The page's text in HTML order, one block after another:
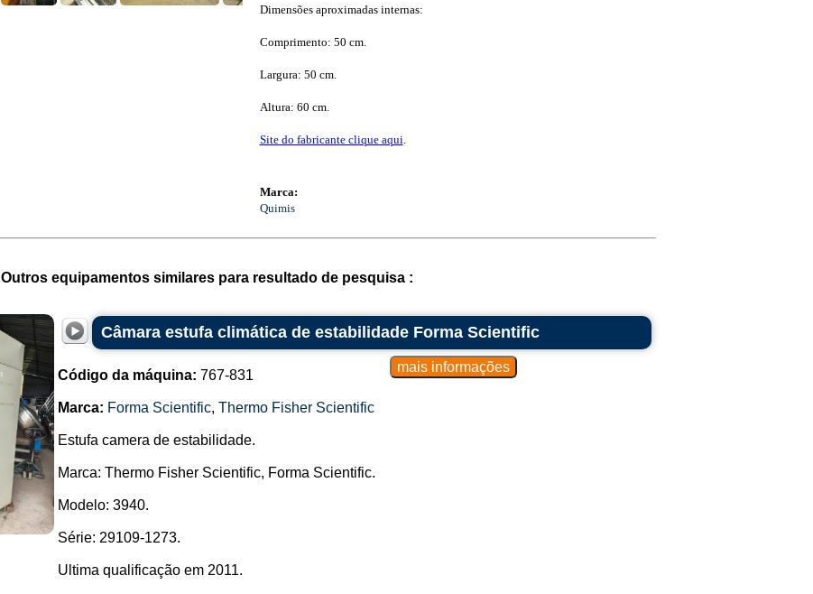
Dimensões aproximadas internas:
Comprimento: 50 cm.
Largura: 50 cm.
Altura: 60 cm.
Site do fabricante clique aqui.
Marca:
Quimis
Outros equipamentos similares para resultado de pesquisa :
Câmara estufa climática de estabilidade Forma Scientific
Código da máquina: 767-831
Marca: Forma Scientific, Thermo Fisher Scientific
Estufa camera de estabilidade.
Marca: Thermo Fisher Scientific, Forma Scientific.
Modelo: 3940.
Série: 29109-1273.
Ultima qualificação em 2011.